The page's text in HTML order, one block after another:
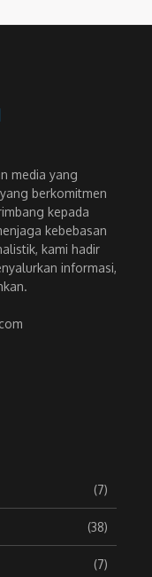
media yang
berkomitmen
kepada
kebebasan
kami hadir
informasi,
(7)
(38)
(7)